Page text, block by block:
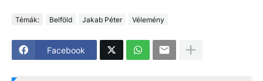
Témák: Belföld Jakab Péter Vélemény
Facebook